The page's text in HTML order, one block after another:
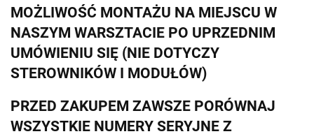
MOŻLIWOŚĆ MONTAŻU NA MIEJSCU W
NASZYM WARSZTACIE PO UPRZEDNIM
UMÓWIENIU SIĘ (NIE DOTYCZY
STEROWNIKÓW I MODUŁÓW)
PRZED ZAKUPEM ZAWSZE PORÓWNAJ
WSZYSTKIE NUMERY SERYJNE Z